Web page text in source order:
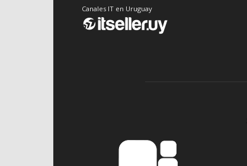
Canales IT en Uruguay